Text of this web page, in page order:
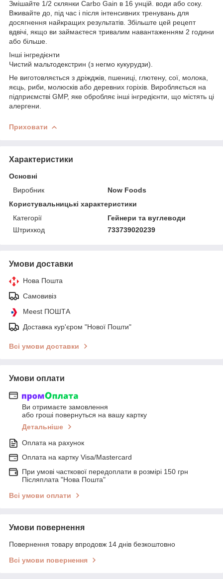
Змішайте 1/2 склянки Carbo Gain в 16 унцій. води або соку.
Вживайте до, під час і після інтенсивних тренувань для
досягнення найкращих результатів. Збільште цей рецепт
вдвічі, якщо ви займаєтеся тривалим навантаженням 2 години
або більше.
Інші інгредієнти
Чистий мальтодекстрин (з негмо кукурудзи).
Не виготовляється з дріжджів, пшениці, глютену, сої, молока,
яєць, риби, молюсків або деревних горіхів. Виробляється на
підприємстві GMP, яке обробляє інші інгредієнти, що містять ці
алергени.
Приховати
Характеристики
Основні
Виробник
Now Foods
Користувальницькі характеристики
Категорії
Гейнери та вуглеводи
Штрихкод
733739020239
Умови доставки
Нова Пошта
Самовивіз
Meest ПОШТА
Доставка кур'єром "Нової Пошти"
Всі умови доставки
Умови оплати
Ви отримаєте замовлення
або гроші повернуться на вашу картку
Детальніше
Оплата на рахунок
Оплата на картку Visa/Mastercard
При умові часткової передоплати в розмірі 150 грн
Післяплата "Нова Пошта"
Всі умови оплати
Умови повернення
Повернення товару впродовж 14 днів безкоштовно
Всі умови повернення